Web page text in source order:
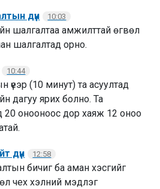
дүн 10:03
шалгалтаа амжилттай өгвөл
шалгалтад орно.
10:44
үеэр (10 минут) та асуултад
дагуу ярих болно. Та
20 онооноос дор хаяж 12 оноо
дүн 12:58
бичиг ба аман хэсгийг
чех хэлний мэдлэг